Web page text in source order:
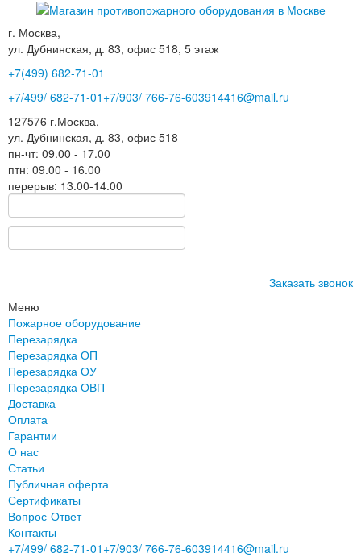
г. Москва,
ул. Дубнинская, д. 83, офис 518, 5 этаж
+7(499) 682-71-01
+7/499/ 682-71-01 +7/903/ 766-76-603914416@mail.ru
127576 г.Москва,
ул. Дубнинская, д. 83, офис 518
пн-чт: 09.00 - 17.00
птн: 09.00 - 16.00
перерыв: 13.00-14.00
Заказать звонок
Меню
Пожарное оборудование
Перезарядка
Перезарядка ОП
Перезарядка ОУ
Перезарядка ОВП
Доставка
Оплата
Гарантии
О нас
Статьи
Публичная оферта
Сертификаты
Вопрос-Ответ
Контакты
+7/499/ 682-71-01 +7/903/ 766-76-603914416@mail.ru